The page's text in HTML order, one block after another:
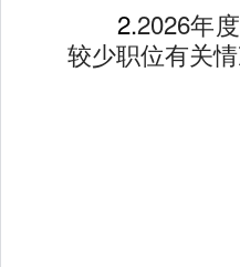
2.2026年
较少职位有关